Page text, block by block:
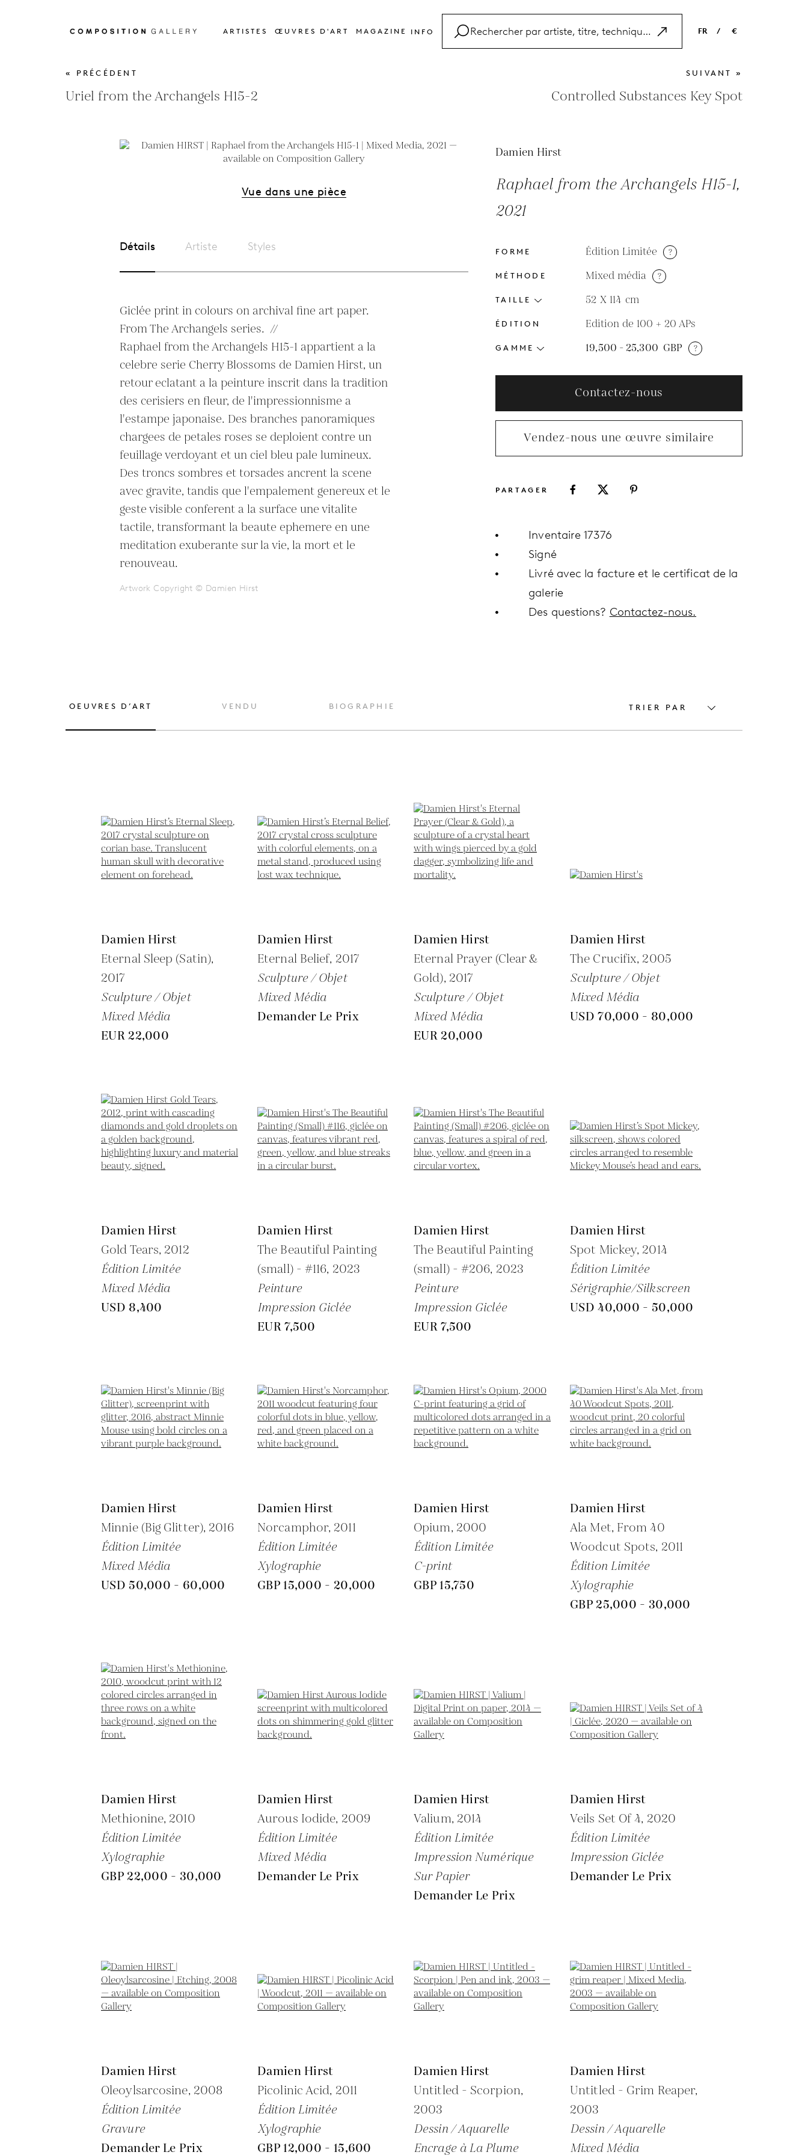
ARTISTES ŒUVRES D'ART MAGAZINE INFO FR
NL
ES
/ €
EUR
GBP
« PRÉCÉDENT
Uriel from the Archangels H15-2
SUIVANT »
Controlled Substances Key Spot
Vue dans une pièce
Détails Artiste Styles
Giclée print in colours on archival fine art paper.
From The Archangels series.  //
Raphael from the Archangels H15-1 appartient a la
celebre serie Cherry Blossoms de Damien Hirst, un
retour eclatant a la peinture inscrit dans la tradition
des cerisiers en fleur, de l'impressionnisme a
l'estampe japonaise. Des branches panoramiques
chargees de petales roses se deploient contre un
feuillage verdoyant et un ciel bleu pale lumineux.
Des troncs sombres et torsades ancrent la scene
avec gravite, tandis que l'empalement genereux et le
geste visible conferent a la surface une vitalite
tactile, transformant la beaute ephemere en une
meditation exuberante sur la vie, la mort et le
renouveau.
Artwork Copyright © Damien Hirst
Damien Hirst
Raphael from the Archangels H15-1,
2021
FORME Édition Limitée ?
MÉTHODE Mixed média ?
TAILLE 52 X 114 cm
ÉDITION Edition de 100 + 20 APs
GAMME 19,500 - 25,300 GBP ?
Contactez-nous
Vendez-nous une œuvre similaire
PARTAGER
Inventaire 17376
Signé
Livré avec la facture et le certificat de la
galerie
Des questions? Contactez-nous.
OEUVRES D’ART VENDU BIOGRAPHIE TRIER PAR
Damien Hirst
Eternal Sleep (Satin),
2017
Sculpture / Objet
Mixed Média
EUR 22,000
Damien Hirst
Eternal Belief, 2017
Sculpture / Objet
Mixed Média
Demander Le Prix
Damien Hirst
Eternal Prayer (Clear &
Gold), 2017
Sculpture / Objet
Mixed Média
EUR 20,000
Damien Hirst
The Crucifix, 2005
Sculpture / Objet
Mixed Média
USD 70,000 - 80,000
Damien Hirst
Gold Tears, 2012
Édition Limitée
Mixed Média
USD 8,400
Damien Hirst
The Beautiful Painting
(small) - #116, 2023
Peinture
Impression Giclée
EUR 7,500
Damien Hirst
The Beautiful Painting
(small) - #206, 2023
Peinture
Impression Giclée
EUR 7,500
Damien Hirst
Spot Mickey, 2014
Édition Limitée
Sérigraphie/Silkscreen
USD 40,000 - 50,000
Damien Hirst
Minnie (Big Glitter), 2016
Édition Limitée
Mixed Média
USD 50,000 - 60,000
Damien Hirst
Norcamphor, 2011
Édition Limitée
Xylographie
GBP 15,000 - 20,000
Damien Hirst
Opium, 2000
Édition Limitée
C-print
GBP 15,750
Damien Hirst
Ala Met, From 40
Woodcut Spots, 2011
Édition Limitée
Xylographie
GBP 25,000 - 30,000
Damien Hirst
Methionine, 2010
Édition Limitée
Xylographie
GBP 22,000 - 30,000
Damien Hirst
Aurous Iodide, 2009
Édition Limitée
Mixed Média
Demander Le Prix
Damien Hirst
Valium, 2014
Édition Limitée
Impression Numérique
Sur Papier
Demander Le Prix
Damien Hirst
Veils Set Of 4, 2020
Édition Limitée
Impression Giclée
Demander Le Prix
Damien Hirst
Oleoylsarcosine, 2008
Édition Limitée
Gravure
Demander Le Prix
Damien Hirst
Picolinic Acid, 2011
Édition Limitée
Xylographie
GBP 12,000 - 15,600
Damien Hirst
Untitled - Scorpion,
2003
Dessin / Aquarelle
Encrage à La Plume
Damien Hirst
Untitled - Grim Reaper,
2003
Dessin / Aquarelle
Mixed Média